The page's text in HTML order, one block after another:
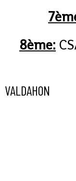
8ème:
VALDAHON